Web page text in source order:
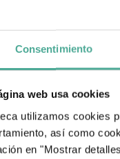
Consentimiento
web usa cookies
utilizamos cookies
así como
en "Mostrar
para
nivel de ahorros.
los bancos no
que falta.
fin
bancos para conseguir